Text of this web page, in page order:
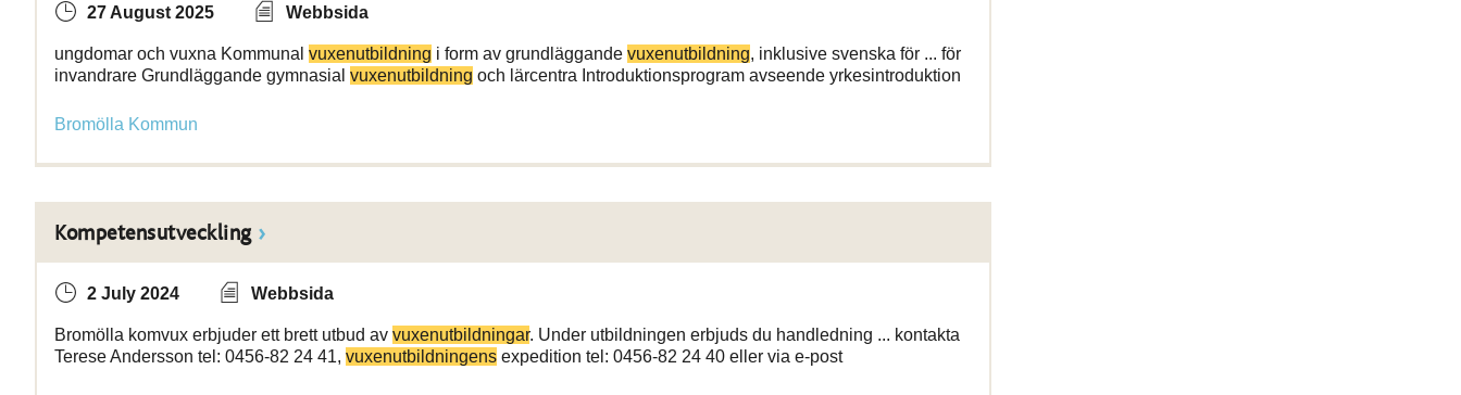
27 August 2025 Webbsida
ungdomar och vuxna Kommunal vuxenutbildning i form av grundläggande vuxenutbildning, inklusive svenska för ... för
invandrare Grundläggande gymnasial vuxenutbildning och lärcentra Introduktionsprogram avseende yrkesintroduktion
Bromölla Kommun
Kompetensutveckling
2 July 2024 Webbsida
Bromölla komvux erbjuder ett brett utbud av vuxenutbildningar. Under utbildningen erbjuds du handledning ... kontakta
Terese Andersson tel: 0456-82 24 41, vuxenutbildningens expedition tel: 0456-82 24 40 eller via e-post